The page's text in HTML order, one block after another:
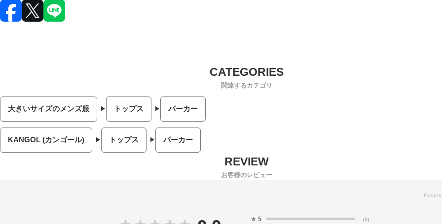
関連するカテゴリ
大きいサイズのメンズ服 トップス パーカー
KANGOL (カンゴール) トップス パーカー
お客様のレビュー
★ 5 (0)